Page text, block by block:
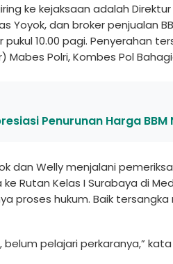
ke kejaksaan adalah
Yoyok, dan broker penjualan
10.00 pagi. Penyerahan
Polri, Kombes Pol
Penurunan Harga
dan Welly menjalani
Rutan Kelas I Surabaya di
proses hukum. Baik
belum pelajari perkaranya,”